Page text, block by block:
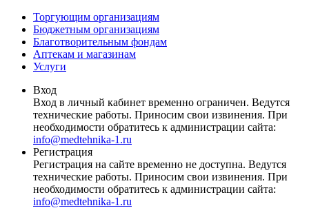
Торгующим организациям
Бюджетным организациям
Благотворительным фондам
Аптекам и магазинам
Услуги
Вход
Вход в личный кабинет временно ограничен. Ведутся
технические работы. Приносим свои извинения. При
необходимости обратитесь к администрации сайта:
info@medtehnika-1.ru
Регистрация
Регистрация на сайте временно не доступна. Ведутся
технические работы. Приносим свои извинения. При
необходимости обратитесь к администрации сайта:
info@medtehnika-1.ru